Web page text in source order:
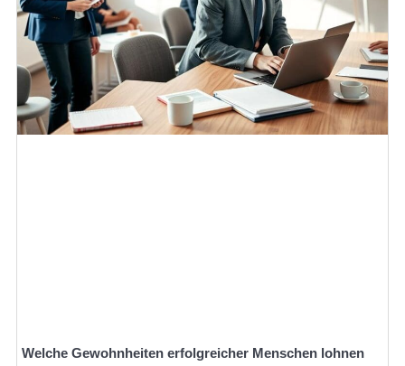
Welche Gewohnheiten erfolgreicher Menschen lohnen